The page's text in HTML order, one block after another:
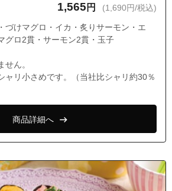
1,565 円 (1,690円/税込)
づけマグロ・イカ・炙りサーモン・エ
グロ2貫・サーモン2貫・玉子
せん。
ャリ小さめです。（当社比シャリ約30％
商品詳細へ